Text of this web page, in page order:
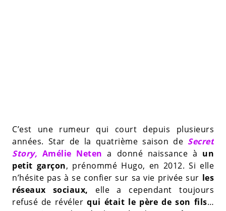
C’est une rumeur qui court depuis plusieurs
années. Star de la quatrième saison de Secret
Story, Amélie Neten a donné naissance à un
petit garçon, prénommé Hugo, en 2012. Si elle
n’hésite pas à se confier sur sa vie privée sur les
réseaux sociaux, elle a cependant toujours
refusé de révélerqui était le père de son fils…